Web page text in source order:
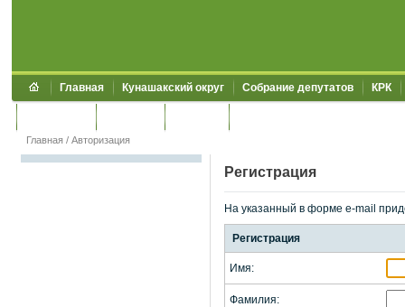
Главная Кунашакский округ Собрание депутатов КРК
Главная / Авторизация
Регистрация
На указанный в форме e-mail
Регистрация
Имя:
Фамилия: